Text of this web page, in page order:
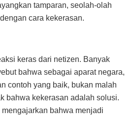
tamparan, seolah-olah
cara kekerasan.
keras dari netizen. Banyak
bahwa sebagai aparat negara,
contoh yang baik, bukan malah
bahwa kekerasan adalah solusi.
bahwa menjadi